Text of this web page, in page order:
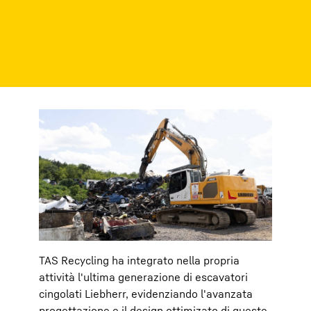
TAS Recycling ha integrato nella propria
attività l'ultima generazione di escavatori
cingolati Liebherr, evidenziando l'avanzata